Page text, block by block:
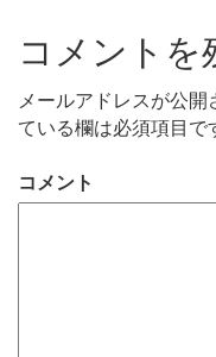
コメントを
メールアドレスが公開
ている欄は必須項目で
コメント